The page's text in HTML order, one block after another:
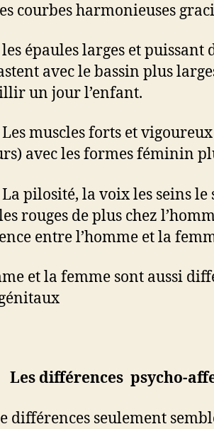
courbes harmonieuses
larges et puissant
avec le bassin plus
un jour l’enfant.
muscles forts et vigoureux
avec les formes féminin
la voix les seins le
rouges de plus chez
entre l’homme et la
et la femme sont aussi
Les différences psycho-
différences seulement